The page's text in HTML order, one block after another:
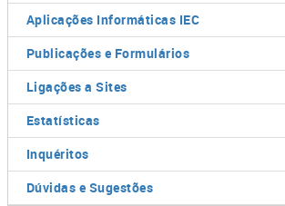
Aplicações Informáticas IEC
Publicações e Formulários
Ligações a Sites
Estatísticas
Inquéritos
Dúvidas e Sugestões